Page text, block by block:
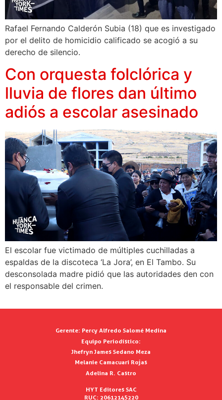
Rafael Fernando Calderón Subia (18) que es investigado
por el delito de homicidio calificado se acogió a su
derecho de silencio.
Con orquesta folclórica y
lluvia de flores dan último
adiós a escolar asesinado
El escolar fue victimado de múltiples cuchilladas a
espaldas de la discoteca ‘La Jora’, en El Tambo. Su
desconsolada madre pidió que las autoridades den con
el responsable del crimen.
Gerente: Percy Alfredo Salomé Medina
Equipo Periodístico:
Jhefryn James Sedano Meza
Melanie Camacuari Rojas
Adelina R. Castro
HYT Editores SAC
RUC: 20612145220